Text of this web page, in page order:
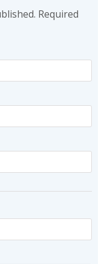
Required